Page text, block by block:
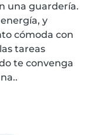
una guardería.
y
cómoda con
tareas
te convenga